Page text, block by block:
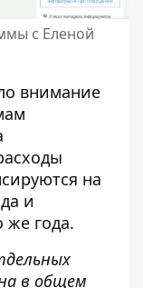
с Еленой
внимание
на
и
же года.
​​в общем